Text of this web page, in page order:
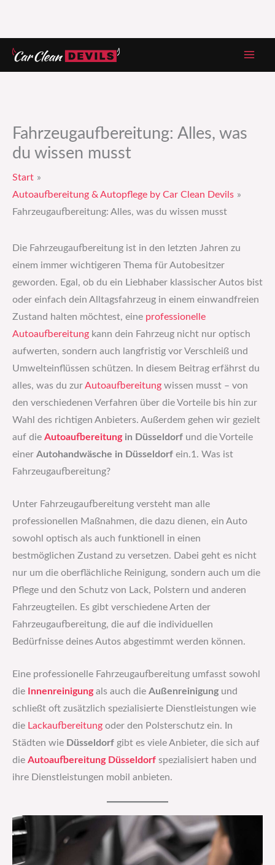
Zum
Inhalt
Fahrzeugaufbereitung: Alles, was
du wissen musst
Start
Autoaufbereitung & Autopflege by Car Clean Devils
Fahrzeugaufbereitung: Alles, was du wissen musst
Die Fahrzeugaufbereitung ist in den letzten Jahren zu
einem immer wichtigeren Thema für Autobesitzer
geworden. Egal, ob du ein Liebhaber klassischer Autos bist
oder einfach dein Alltagsfahrzeug in einem einwandfreien
Zustand halten möchtest, eine professionelle
Autoaufbereitung kann dein Fahrzeug nicht nur optisch
aufwerten, sondern auch langfristig vor Verschleiß und
Umwelteinflüssen schützen. In diesem Beitrag erfährst du
alles, was du zur Autoaufbereitung wissen musst – von
den verschiedenen Verfahren über die Vorteile bis hin zur
Wahl des richtigen Anbieters. Außerdem gehen wir gezielt
auf die Autoaufbereitungin Düsseldorf und die Vorteile
einer Autohandwäsche in Düsseldorf ein.1. Was ist
Fahrzeugaufbereitung?
Unter Fahrzeugaufbereitung versteht man alle
professionellen Maßnahmen, die dazu dienen, ein Auto
sowohl optisch als auch funktionell in einen
bestmöglichen Zustand zu versetzen. Dabei geht es nicht
nur um die oberflächliche Reinigung, sondern auch um die
Pflege und den Schutz von Lack, Polstern und anderen
Fahrzeugteilen. Es gibt verschiedene Arten der
Fahrzeugaufbereitung, die auf die individuellen
Bedürfnisse deines Autos abgestimmt werden können.
Eine professionelle Fahrzeugaufbereitung umfasst sowohl
die
Innenreinigungals auch die Außenreinigung und
schließt oft zusätzlich spezialisierte Dienstleistungen wie
die Lackaufbereitung oder den Polsterschutz ein. In
Städten wie Düsseldorf gibt es viele Anbieter, die sich auf
die Autoaufbereitung Düsseldorf spezialisiert haben und
ihre Dienstleistungen mobil anbieten.